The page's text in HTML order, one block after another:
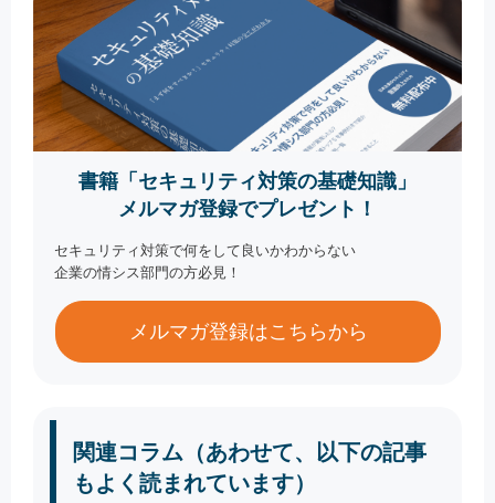
書籍「セキュリティ対策の基礎知識」
メルマガ登録でプレゼント！
セキュリティ対策で何をして良いかわからない
企業の情シス部門の方必見！
メルマガ登録はこちらから
関連コラム（あわせて、以下の記事
もよく読まれています）